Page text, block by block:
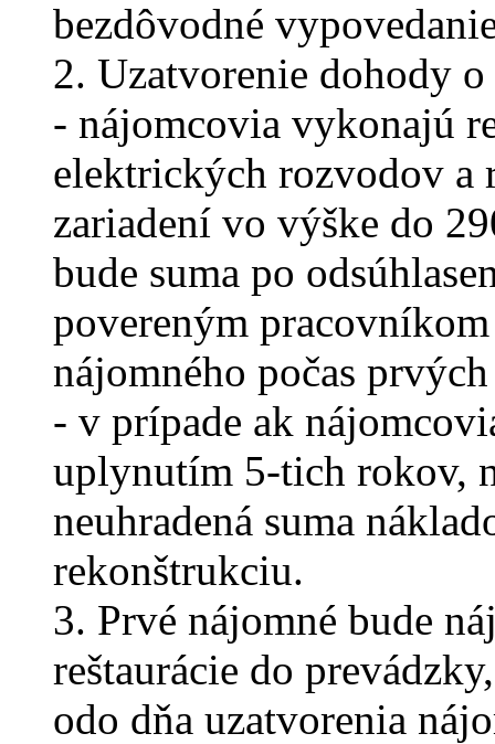
bezdôvodné
2. Uzatvorenie dohody
- nájomcovia vykonajú
elektrických rozvodov a
zariadení vo výške do
bude suma po
povereným
nájomného počas
- v prípade ak
uplynutím 5-tich rokov,
neuhradená suma
rekonštrukciu.
3. Prvé nájomné bude
reštaurácie do
odo dňa uzatvorenia